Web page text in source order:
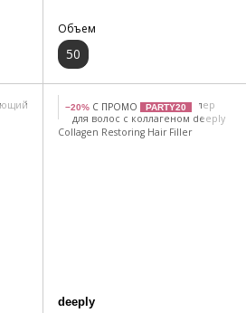
Объем
50
−20% С ПРОМО PARTY20
deeply